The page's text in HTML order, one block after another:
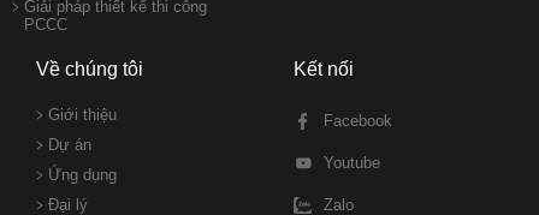
Giải pháp thiết kế thi công
PCCC
Về chúng tôi
Giới thiệu
Dự án
Ứng dụng
Đại lý
Kết nối
Facebook
Youtube
Zalo